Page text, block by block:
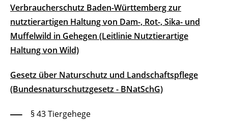
Verbraucherschutz Baden-Württemberg zur
nutztierartigen Haltung von Dam-, Rot-, Sika- und
Muffelwild in Gehegen (Leitlinie Nutztierartige
Haltung von Wild)
Gesetz über Naturschutz und Landschaftspflege
(Bundesnaturschutzgesetz - BNatSchG)
§ 43Tiergehege